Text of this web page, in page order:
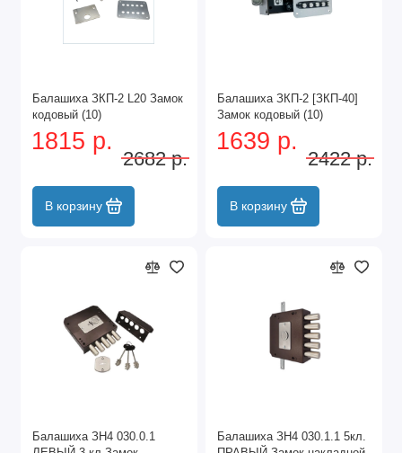
Балашиха ЗКП-2 L20 Замок
кодовый (10)
1815 р.
2682 р.
В корзину
Балашиха ЗКП-2 [ЗКП-40]
Замок кодовый (10)
1639 р.
2422 р.
В корзину
Балашиха ЗН4 030.0.1
Балашиха ЗН4 030.1.1 5кл.